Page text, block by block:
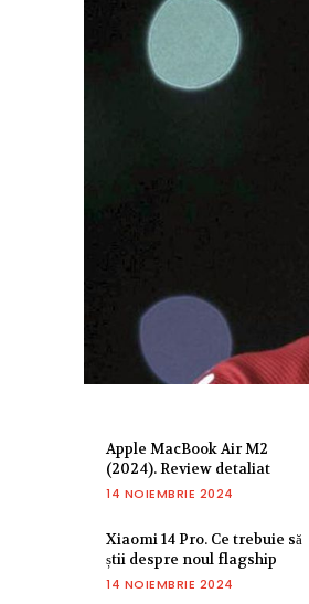
Apple MacBook Air M2
(2024). Review detaliat
14 NOIEMBRIE 2024
Xiaomi 14 Pro. Ce trebuie să
știi despre noul flagship
14 NOIEMBRIE 2024